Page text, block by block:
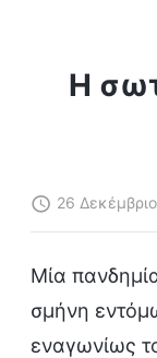
Η
26
Μία
σμήνη
εναγωνίως